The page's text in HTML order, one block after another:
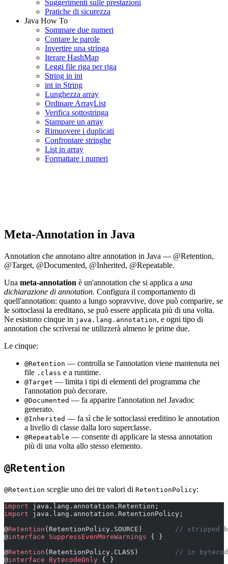
Suggerimenti sulle prestazioni
Pratiche di sicurezza
Java How To
Sommare due numeri
Contare le parole
Invertire una stringa
Iterare HashMap
Leggi file riga per riga
String in int
int in String
Lunghezza array
Ordinare ArrayList
Verifica sottostringa
Stampare un array
Rimuovere i duplicati
Confrontare stringhe
List in array
Formattare i numeri
Meta-Annotation in Java
Annotation che annotano altre annotation in Java — @Retention,
@Target, @Documented, @Inherited, @Repeatable.
Una meta-annotation è un'annotation che si applica a una
dichiarazione di annotation. Configura il comportamento di
quell'annotation: quanto a lungo sopravvive, dove può comparire, se
le sottoclassi la ereditano, se può essere applicata più di una volta.
Ne esistono cinque in java.lang.annotation, e ogni tipo di
annotation che scriverai ne utilizzerà almeno le prime due.
Le cinque:
@Retention — controlla se l'annotation viene mantenuta nei
file .class e a runtime.
@Target — limita i tipi di elementi del programma che
l'annotation può decorare.
@Documented — fa apparire l'annotation nel Javadoc
generato.
@Inherited — fa sì che le sottoclassi ereditino le annotation
a livello di classe dalla loro superclasse.
@Repeatable — consente di applicare la stessa annotation
più di una volta allo stesso elemento.
@Retention
@Retention sceglie uno dei tre valori di RetentionPolicy:
import java.lang.annotation.Retention;
import java.lang.annotation.RetentionPolicy;
@Retention (RetentionPolicy.SOURCE)
// stripped
@interface SuppressEvenMoreWarnings { }
@Retention (RetentionPolicy.CLASS)
// in
@interface BytecodeOnly { }